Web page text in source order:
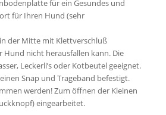
für ein Gesundes und
für Ihren Hund (sehr
der Mitte mit Klettverschluß
Hund nicht herausfallen kann. Die
Leckerli’s oder Kotbeutel geeignet.
Snap und Trageband befestigt.
werden! Zum öffnen der Kleinen
eingearbeitet.